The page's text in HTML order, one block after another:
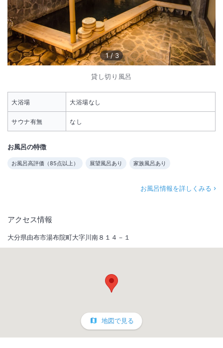
1 /3
貸し切り風呂
大浴場 大浴場なし
サウナ有無 なし
お風呂の特徴
お風呂高評価（85点以上） 展望風呂あり 家族風呂あり
お風呂情報を詳しくみる
アクセス情報
大分県由布市湯布院町大字川南８１４－１
地図で見る